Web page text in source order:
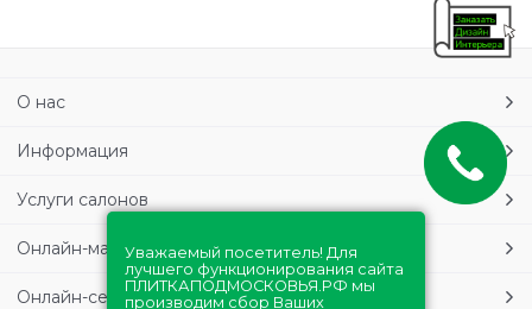
О нас
Информация
Услуги салонов
Онлайн-магазин
Онлайн-сервисы
Уважаемый посетитель! Для
лучшего функционирования сайта
ПЛИТКАПОДМОСКОВЬЯ.РФ мы
производим сбор Ваших